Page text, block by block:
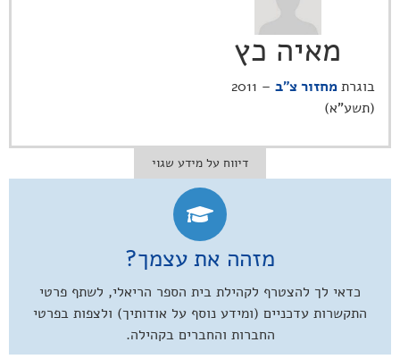
מאיה כץ
בוגרתמחזור צ"ב
– 2011
(תשע"א)
דיווח על מידע שגוי
מזהה את עצמך?
כדאי לך להצטרף לקהילת בית הספר הריאלי, לשתף פרטי
התקשרות עדכניים (ומידע נוסף על אודותיך) ולצפות בפרטי
החברות והחברים בקהילה.